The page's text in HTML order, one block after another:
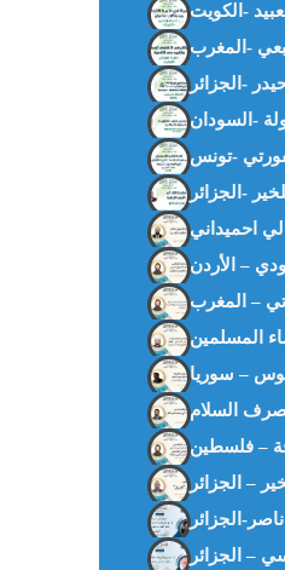
احميداني
– الأردن
السلام
– الجزائر